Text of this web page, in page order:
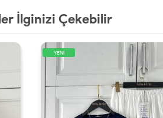
İlginizi Çekebilir